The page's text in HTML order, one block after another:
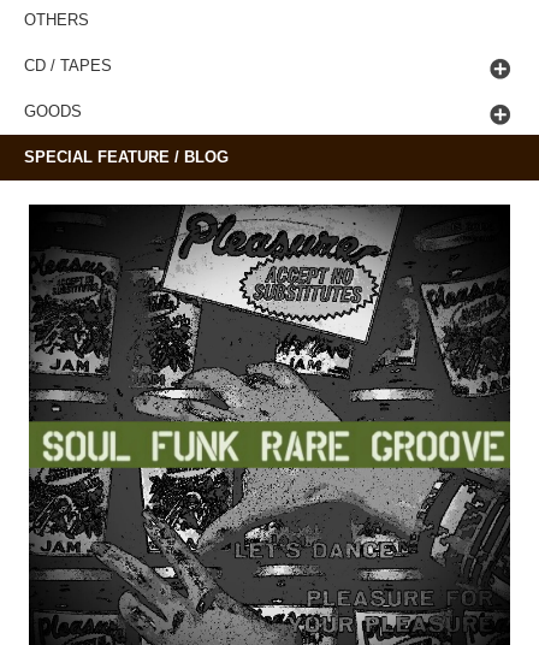
OTHERS
CD / TAPES
GOODS
SPECIAL FEATURE / BLOG